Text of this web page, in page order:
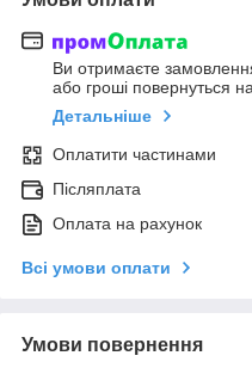
Ви отримаєте
або гроші повернуться
Детальніше
Оплатити частинами
Післяплата
Оплата на рахунок
Всі умови оплати
Умови повернення